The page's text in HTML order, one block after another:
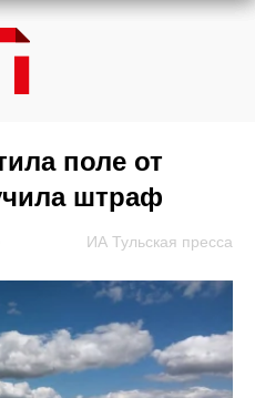
поле от
штраф
ИА Тульская пресса